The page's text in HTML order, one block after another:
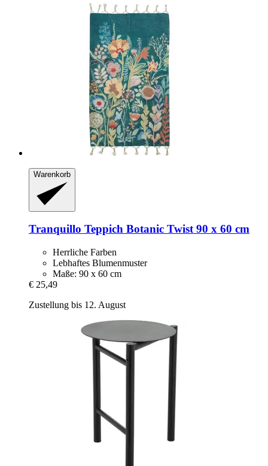
Warenkorb
Tranquillo Teppich Botanic Twist 90 x 60 cm
Herrliche Farben
Lebhaftes Blumenmuster
Maße: 90 x 60 cm
€ 25,49
Zustellung bis 12. August